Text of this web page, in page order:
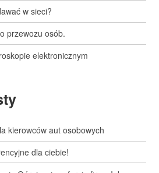
w sieci?
przewozu osób.
elektronicznym
kierowców aut osobowych
dla ciebie!